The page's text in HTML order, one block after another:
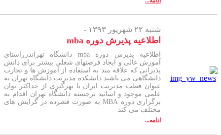
شنبه ۲۲ شهریور ۱۳۹۳ -
اطلاعیه پذیرش دوره mba
اطلاعیه پذیرش دوره mba دانشگاه تهراندرراستای
آموزش عالی و ایجاد فرصتهای شغلی بیشتر برای دانش
پذیرانی که علاقه مند به استفاده از آموزش ها و تجارب
دانشگاهی می باشند دانشکده مدیریت دانشگاه تهران به
عنوان قطب مدیریت ایران با بهرگیری از حداکثر توان
علمی موجود و اساتید برجسته دانشگاه تهران اقدام به
برگزاری دوره MBA به صورت فشرده در گرایش های
مختلف می کند
ادامه...